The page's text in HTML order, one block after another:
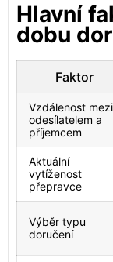
Hlavní
dobu
Faktor
Vzdálenost mezi
odesílatelem a
příjemcem
Aktuální
vytíženost
přepravce
Výběr typu
doručení